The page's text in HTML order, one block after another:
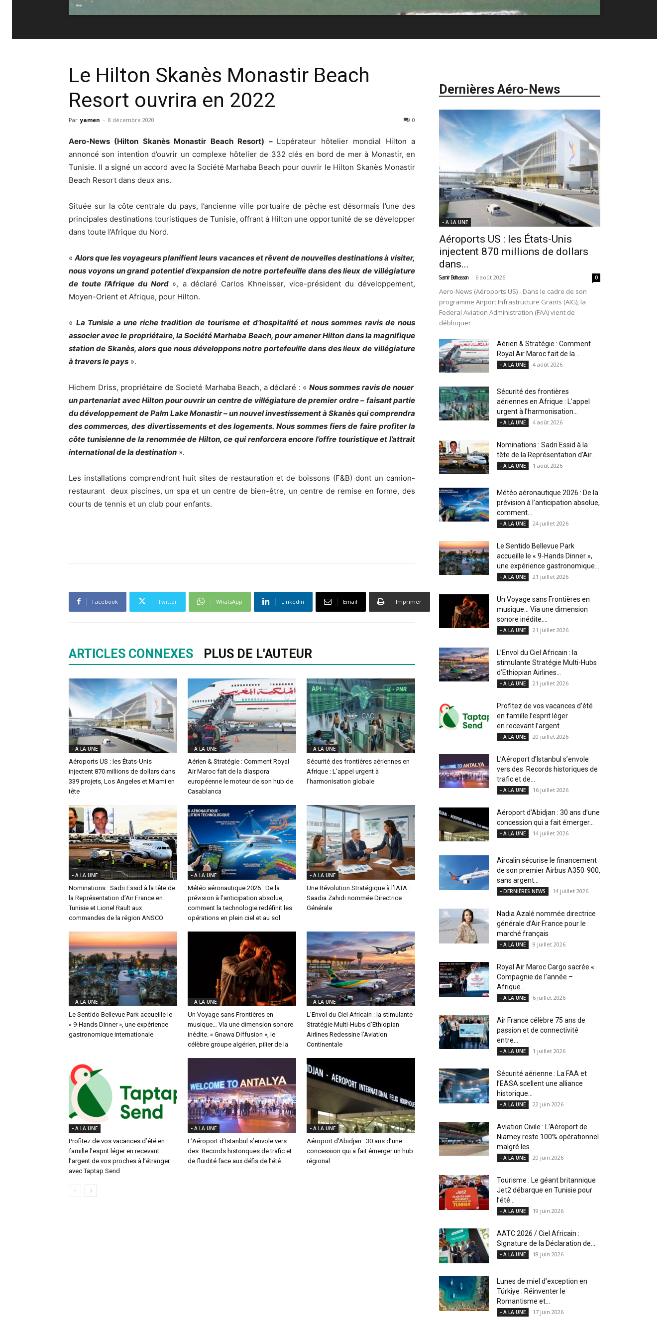
Le Hilton Skanès Monastir Beach
Resort ouvrira en 2022
Par yamen - 8 décembre 2020 0
Aero-News (Hilton Skanès Monastir Beach Resort) – L’opérateur hôtelier mondial Hilton a
annoncé son intention d’ouvrir un complexe hôtelier de 332 clés en bord de mer à Monastir, en
Tunisie. Il a signé un accord avec la Société Marhaba Beach pour ouvrir le Hilton Skanès Monastir
Beach Resort dans deux ans.
Située sur la côte centrale du pays, l’ancienne ville portuaire de pêche est désormais l’une des
principales destinations touristiques de Tunisie, offrant à Hilton une opportunité de se développer
dans toute l’Afrique du Nord.
«Alors que les voyageurs planifient leurs vacances et rêvent de nouvelles destinations à visiter,
nous voyons un grand potentiel d’expansion de notre portefeuille dans des lieux de villégiature
de toute l’Afrique du Nord », a déclaré Carlos Khneisser, vice-président du développement,
Moyen-Orient et Afrique, pour Hilton.
« La Tunisie a une riche tradition de tourisme et d’hospitalité et nous sommes ravis de nous
associer avec le propriétaire, la Société Marhaba Beach, pour amener Hilton dans la magnifique
station de Skanès, alors que nous développons notre portefeuille dans des lieux de villégiature
à travers le pays ».
Hichem Driss, propriétaire de Societé Marhaba Beach, a déclaré : « Nous sommes ravis de nouer
un partenariat avec Hilton pour ouvrir un centre de villégiature de premier ordre – faisant partie
du développement de Palm Lake Monastir – un nouvel investissement à Skanès qui comprendra
des commerces, des divertissements et des logements. Nous sommes fiers de faire profiter la
côte tunisienne de la renommée de Hilton, ce qui renforcera encore l’offre touristique et l’attrait
international de la destination ».
Les installations comprendront huit sites de restauration et de boissons (F&B) dont un camion-
restaurant deux piscines, un spa et un centre de bien-être, un centre de remise en forme, des
courts de tennis et un club pour enfants.
Facebook Twitter WhatsApp Linkedin Email Imprimer
ARTICLES CONNEXES PLUS DE L'AUTEUR
- A LA UNE
Aéroports US : les États-Unis
injectent 870 millions de dollars dans
339 projets, Los Angeles et Miami en
tête
- A LA UNE
Aérien & Stratégie : Comment Royal
Air Maroc fait de la diaspora
européenne le moteur de son hub de
Casablanca
- A LA UNE
Sécurité des frontières aériennes en
Afrique : L’appel urgent à
l’harmonisation globale
- A LA UNE
Nominations : Sadri Essid à la tête de
la Représentation d’Air France en
Tunisie et Lionel Rault aux
commandes de la région ANSCO
- A LA UNE
Météo aéronautique 2026 : De la
prévision à l’anticipation absolue,
comment la technologie redéfinit les
opérations en plein ciel et au sol
- A LA UNE
Une Révolution Stratégique à l’IATA :
Saadia Zahidi nommée Directrice
Générale
- A LA UNE
Le Sentido Bellevue Park accueille le
« 9-Hands Dinner », une expérience
gastronomique internationale
- A LA UNE
Un Voyage sans Frontières en
musique… Via une dimension sonore
inédite. « Gnawa Diffusion », le
célèbre groupe algérien, pilier de la
- A LA UNE
L’Envol du Ciel Africain : la stimulante
Stratégie Multi-Hubs d’Ethiopian
Airlines Redessine l’Aviation
Continentale
- A LA UNE
Profitez de vos vacances d’été en
famille l’esprit léger en recevant
l’argent de vos proches à l’étranger
avec Taptap Send
- A LA UNE
L’Aéroport d’Istanbul s’envole vers
des Records historiques de trafic et
de fluidité face aux défis de l’été
- A LA UNE
Aéroport d’Abidjan : 30 ans d’une
concession qui a fait émerger un hub
régional
Dernières Aéro-News
- A LA UNE
Aéroports US : les États-Unis
injectent 870 millions de dollars
dans...
Samir Belhassen - 6 août 2026 0
Aero-News (Aéroports US) - Dans le cadre de son
programme Airport Infrastructure Grants (AIG), la
Federal Aviation Administration (FAA) vient de
débloquer
Aérien & Stratégie : Comment
Royal Air Maroc fait de la...
- A LA UNE 4 août 2026
Sécurité des frontières
aériennes en Afrique : L’appel
urgent à l’harmonisation...
- A LA UNE 4 août 2026
Nominations : Sadri Essid à la
tête de la Représentation d’Air...
- A LA UNE 1 août 2026
Météo aéronautique 2026 : De la
prévision à l’anticipation absolue,
comment...
- A LA UNE 24 juillet 2026
Le Sentido Bellevue Park
accueille le « 9-Hands Dinner »,
une expérience gastronomique...
- A LA UNE 21 juillet 2026
Un Voyage sans Frontières en
musique… Via une dimension
sonore inédite....
- A LA UNE 21 juillet 2026
L’Envol du Ciel Africain : la
stimulante Stratégie Multi-Hubs
d’Ethiopian Airlines...
- A LA UNE 21 juillet 2026
Profitez de vos vacances d’été
en famille l’esprit léger
en recevant l’argent...
- A LA UNE 20 juillet 2026
L’Aéroport d’Istanbul s’envole
vers des Records historiques de
trafic et de...
- A LA UNE 16 juillet 2026
Aéroport d’Abidjan : 30 ans d’une
concession qui a fait émerger...
- A LA UNE 14 juillet 2026
Aircalin sécurise le financement
de son premier Airbus A350‑900,
sans argent...
- DERNIÈRES NEWS 14 juillet 2026
Nadia Azalé nommée directrice
générale d’Air France pour le
marché français
- A LA UNE 9 juillet 2026
Royal Air Maroc Cargo sacrée «
Compagnie de l’année –
Afrique...
- A LA UNE 6 juillet 2026
Air France célèbre 75 ans de
passion et de connectivité
entre...
- A LA UNE 1 juillet 2026
Sécurité aérienne : La FAA et
l’EASA scellent une alliance
historique...
- A LA UNE 22 juin 2026
Aviation Civile : L’Aéroport de
Niamey reste 100% opérationnel
malgré les...
- A LA UNE 20 juin 2026
Tourisme : Le géant britannique
Jet2 débarque en Tunisie pour
l’été...
- A LA UNE 19 juin 2026
AATC 2026 / Ciel Africain :
Signature de la Déclaration de...
- A LA UNE 18 juin 2026
Lunes de miel d’exception en
Türkiye : Réinventer le
Romantisme et...
- A LA UNE 17 juin 2026